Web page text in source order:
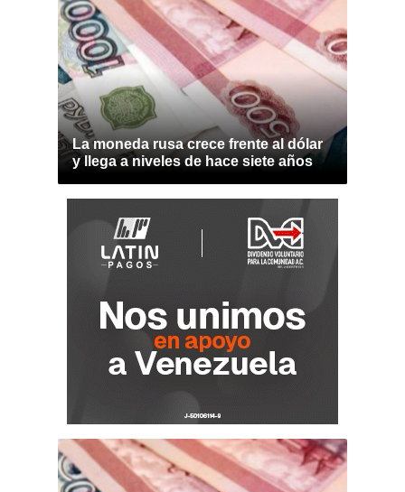
La moneda rusa crece frente al dólar
y llega a niveles de hace siete años